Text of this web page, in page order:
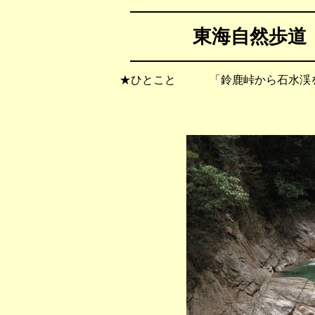
東海自然歩
★ひとこと 「鈴鹿峠から石水渓を